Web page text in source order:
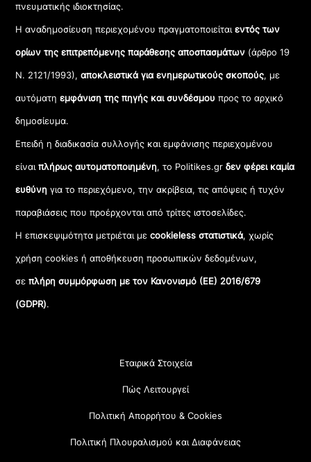
πνευματικής ιδιοκτησίας.
Η αναδημοσίευση περιεχομένου πραγματοποιείταιεντός των
ορίων της επιτρεπόμενης παράθεσης αποσπασμάτων (άρθρο 19
Ν. 2121/1993), αποκλειστικά για ενημερωτικούς σκοπούς, με
αυτόματηεμφάνιση της πηγής και συνδέσμου προς το αρχικό
δημοσίευμα.
Επειδή η διαδικασία συλλογής και εμφάνισης περιεχομένου
είναιπλήρως αυτοματοποιημένη, το Politikes.grδεν φέρει καμία
ευθύνη για το περιεχόμενο, την ακρίβεια, τις απόψεις ή τυχόν
παραβιάσεις που προέρχονται από τρίτες ιστοσελίδες.
Η επισκεψιμότητα μετριέται μεcookieless στατιστικά, χωρίς
χρήση cookies ή αποθήκευση προσωπικών δεδομένων,
σεπλήρη συμμόρφωση με τον Κανονισμό (ΕΕ) 2016/679
(GDPR).
Εταιρικά Στοιχεία
Πώς Λειτουργεί
Πολιτική Απορρήτου & Cookies
Πολιτική Πλουραλισμού και Διαφάνειας